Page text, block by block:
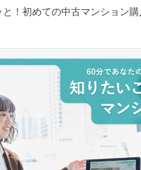
！初めての中古マンション